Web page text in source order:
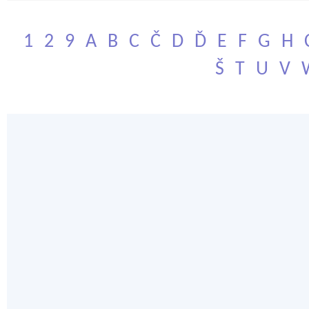
1 2 9 A B C Č D Ď E F G H
Š
T U V